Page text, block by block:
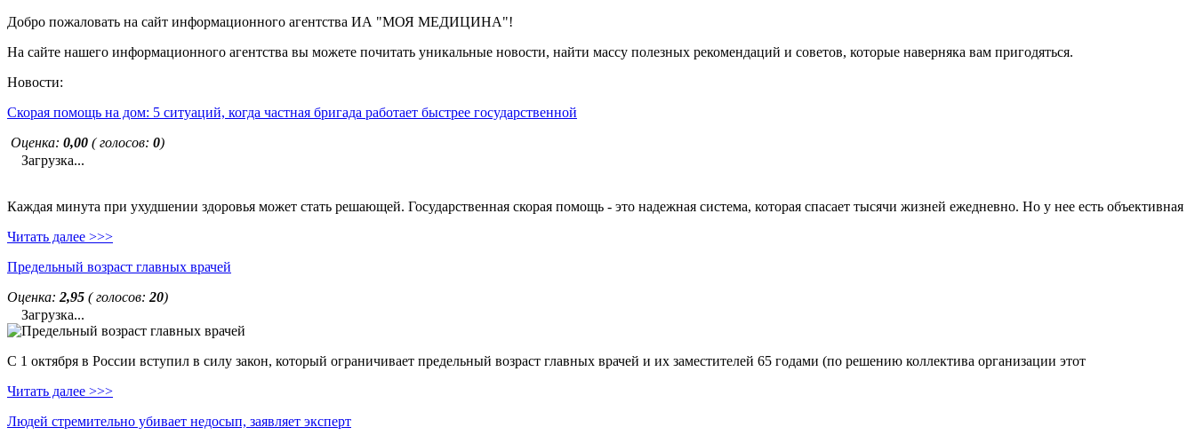
Добро пожаловать на сайт информационного агентства ИА "МОЯ МЕДИЦИНА"!
На сайте нашего информационного агентства вы можете почитать уникальные новости, найти массу полезных рекомендаций и советов, которые наверняка вам пригодяться.
Новости:
Скорая помощь на дом: 5 ситуаций, когда частная бригада работает быстрее государственной
Оценка: 0,00 ( голосов: 0)
Загрузка...
Каждая минута при ухудшении здоровья может стать решающей. Государственная скорая помощь - это надежная система, которая спасает тысячи жизней ежедневно. Но у нее есть объективная
Читать далее >>>
Предельный возраст главных врачей
Оценка: 2,95 ( голосов: 20)
Загрузка...
С 1 октября в России вступил в силу закон, который ограничивает предельный возраст главных врачей и их заместителей 65 годами (по решению коллектива организации этот
Читать далее >>>
Людей стремительно убивает недосып, заявляет эксперт